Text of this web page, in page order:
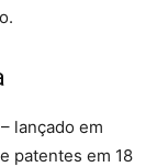
lançado em
patentes em 18